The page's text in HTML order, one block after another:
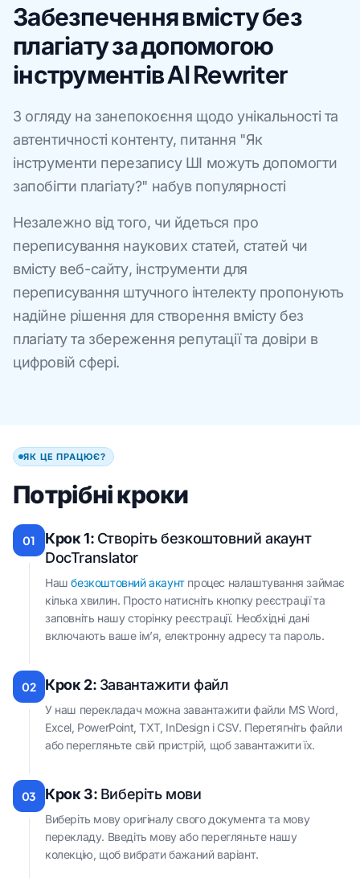
Забезпечення вмісту без
плагіату за допомогою
інструментів AI Rewriter
З огляду на занепокоєння щодо унікальності та
автентичності контенту, питання "Як
інструменти перезапису ШІ можуть допомогти
запобігти плагіату?" набув популярності
Незалежно від того, чи йдеться про
переписування наукових статей, статей чи
вмісту веб-сайту, інструменти для
переписування штучного інтелекту пропонують
надійне рішення для створення вмісту без
плагіату та збереження репутації та довіри в
цифровій сфері.
ЯК ЦЕ ПРАЦЮЄ?
Потрібні кроки
01 Крок 1: Створіть безкоштовний акаунт
DocTranslator
Нашбезкоштовний акаунтпроцес налаштування займає
кілька хвилин. Просто натисніть кнопку реєстрації та
заповніть нашу сторінку реєстрації. Необхідні дані
включають ваше ім’я, електронну адресу та пароль.
02 Крок 2: Завантажити файл
У наш перекладач можна завантажити файли MS Word,
Excel, PowerPoint, TXT, InDesign і CSV. Перетягніть файли
або перегляньте свій пристрій, щоб завантажити їх.
03 Крок 3: Виберіть мови
Виберіть мову оригіналу свого документа та мову
перекладу. Введіть мову або перегляньте нашу
колекцію, щоб вибрати бажаний варіант.